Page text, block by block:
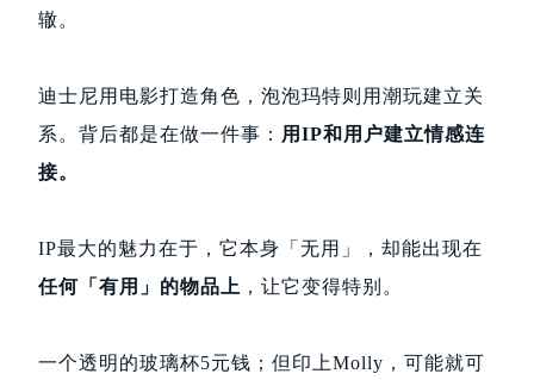
辙。
迪士尼用电影打造角色，泡泡玛特则用潮玩建立关
系。背后都是在做一件事： 用IP和用户建立情感连
接。
IP最大的魅力在于，它本身「无用」，却能出现在
任何「有用」的物品上 ，让它变得特别。
一个透明的玻璃杯5元钱；但印上Molly，可能就可